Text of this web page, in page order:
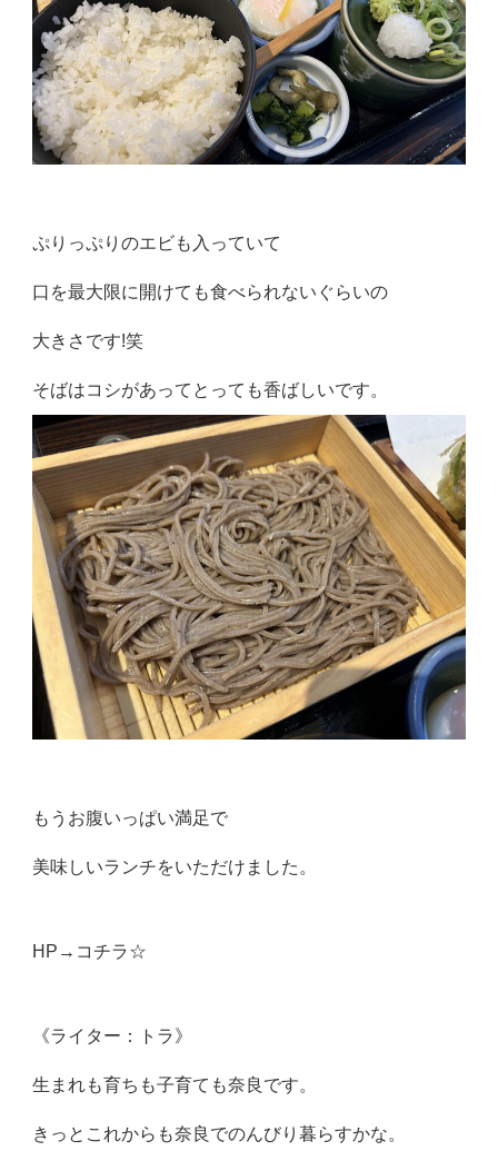
ぷりっぷりのエビも入っていて
口を最大限に開けても食べられないぐらいの
大きさです!笑
そばはコシがあってとっても香ばしいです。
もうお腹いっぱい満足で
美味しいランチをいただけました。
HP→ コチラ☆
《ライター：トラ》
生まれも育ちも子育ても奈良です。
きっとこれからも奈良でのんびり暮らすかな。